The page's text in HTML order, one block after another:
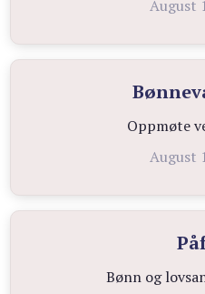
August
Oppmøte
August
Bønn og